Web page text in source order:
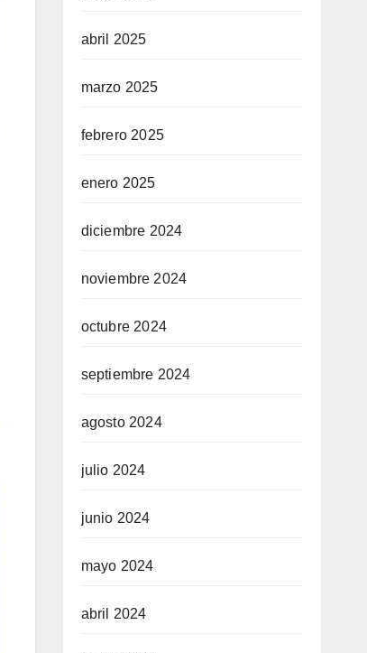
abril 2025
marzo 2025
febrero 2025
enero 2025
diciembre 2024
noviembre 2024
octubre 2024
septiembre 2024
agosto 2024
julio 2024
junio 2024
mayo 2024
abril 2024